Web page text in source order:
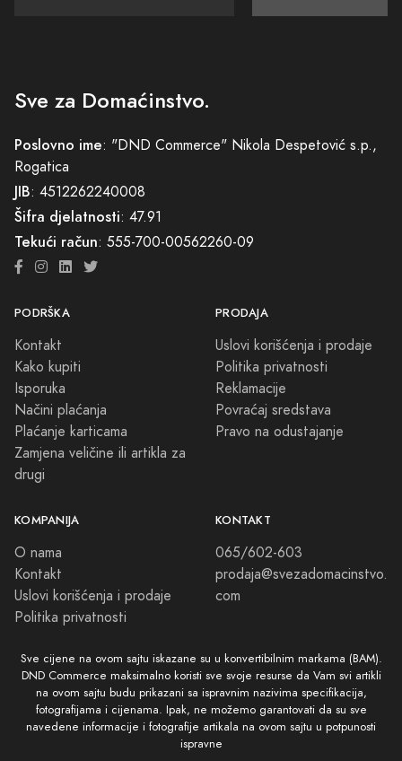
Sve za Domaćinstvo.
Poslovno ime: "DND Commerce" Nikola Despetović s.p.,
Rogatica
JIB: 4512262240008
Šifra djelatnosti: 47.91
Tekući račun: 555-700-00562260-09
PODRŠKA
Kontakt
Kako kupiti
Isporuka
Načini plaćanja
Plaćanje karticama
Zamjena veličine ili artikla za
drugi
PRODAJA
Uslovi korišćenja i prodaje
Politika privatnosti
Reklamacije
Povraćaj sredstava
Pravo na odustajanje
KOMPANIJA
O nama
Kontakt
Uslovi korišćenja i prodaje
Politika privatnosti
KONTAKT
065/602-603
prodaja@svezadomacinstvo.
com
Sve cijene na ovom sajtu iskazane su u konvertibilnim markama (BAM).
DND Commerce maksimalno koristi sve svoje resurse da Vam svi artikli
na ovom sajtu budu prikazani sa ispravnim nazivima specifikacija,
fotografijama i cijenama. Ipak, ne možemo garantovati da su sve
navedene informacije i fotografije artikala na ovom sajtu u potpunosti
ispravne